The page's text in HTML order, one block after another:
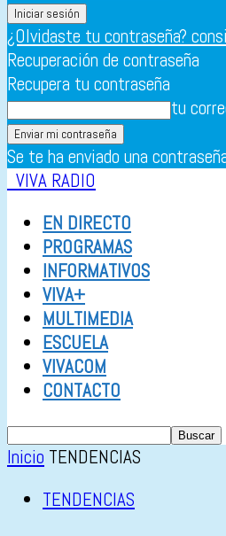
¿Olvidaste tu contraseña?
Recuperación de contraseña
Recupera tu contraseña
tu
Se te ha enviado una
VIVA RADIO
EN DIRECTO
PROGRAMAS
INFORMATIVOS
VIVA+
MULTIMEDIA
ESCUELA
VIVACOM
CONTACTO
Inicio TENDENCIAS
TENDENCIAS